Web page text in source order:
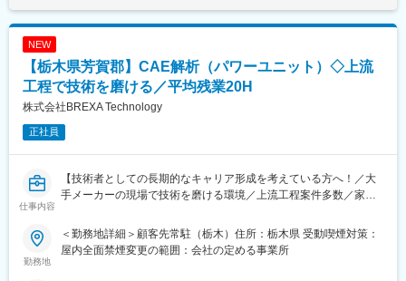
た。役員から現場社員まで、あらゆる人材が自由な発想で、夢や
なく、誰もがフラットに活躍できる職場環境です。積極的に仕事
に向き合い、推進する力のある従業員には、入社直後であっても
大きな仕事が任されます。
める業務への配置転換を命じる場合があります。
ス）に向けた、モデル作成・データー作成業務
※「JMAG」は、国産の『電気機器設計のための有限要素解析
■顧客例：
気機器メーカー、大手電気部品メーカー等
NEW
【栃木県芳賀郡】CAE解析（パワーユニット）◇上流
工程で技術を磨ける／平均残業20H
株式会社BREXA Technology
正社員
仕事内容
【技術者としての長期的なキャリア形成を考えている方へ！／大
手メーカーの現場で技術を磨ける環境／上流工程案件多数／家族
◆職務概要：株式会社アウトソーシングテクノロジーの社員とし
勤務地
＜勤務地詳細＞顧客先常駐（栃木）住所：栃木県 受動喫煙対策：
屋内全面禁煙変更の範囲：会社の定める事業所